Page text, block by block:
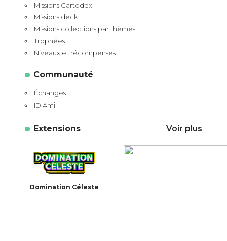
Missions Cartodex
Missions deck
Missions collections par thèmes
Trophées
Niveaux et récompenses
Communauté
Échanges
ID Ami
Extensions Voir plus
Domination Céleste